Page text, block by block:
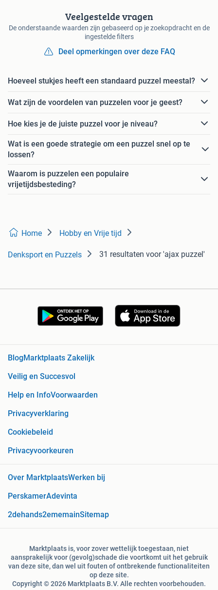
Veelgestelde vragen
De onderstaande waarden zijn gebaseerd op je zoekopdracht en de
ingestelde filters
Deel opmerkingen over deze FAQ
Hoeveel stukjes heeft een standaard puzzel meestal?
Wat zijn de voordelen van puzzelen voor je geest?
Hoe kies je de juiste puzzel voor je niveau?
Wat is een goede strategie om een puzzel snel op te
lossen?
Waarom is puzzelen een populaire
vrijetijdsbesteding?
Home Hobby en Vrije tijd
Denksport en Puzzels 31 resultaten voor 'ajax puzzel'
BlogMarktplaats Zakelijk
Veilig en Succesvol
Help en InfoVoorwaarden
Privacyverklaring
Cookiebeleid
Privacyvoorkeuren
Over MarktplaatsWerken bij
PerskamerAdevinta
2dehands2ememainSitemap
Marktplaats is, voor zover wettelijk toegestaan, niet
aansprakelijk voor (gevolg)schade die voortkomt uit het gebruik
van deze site, dan wel uit fouten of ontbrekende functionaliteiten
op deze site.
Copyright © 2026 Marktplaats B.V. Alle rechten voorbehouden.